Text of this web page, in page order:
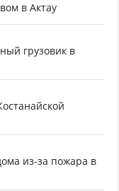
в Актау
грузовик в
из-за пожара в